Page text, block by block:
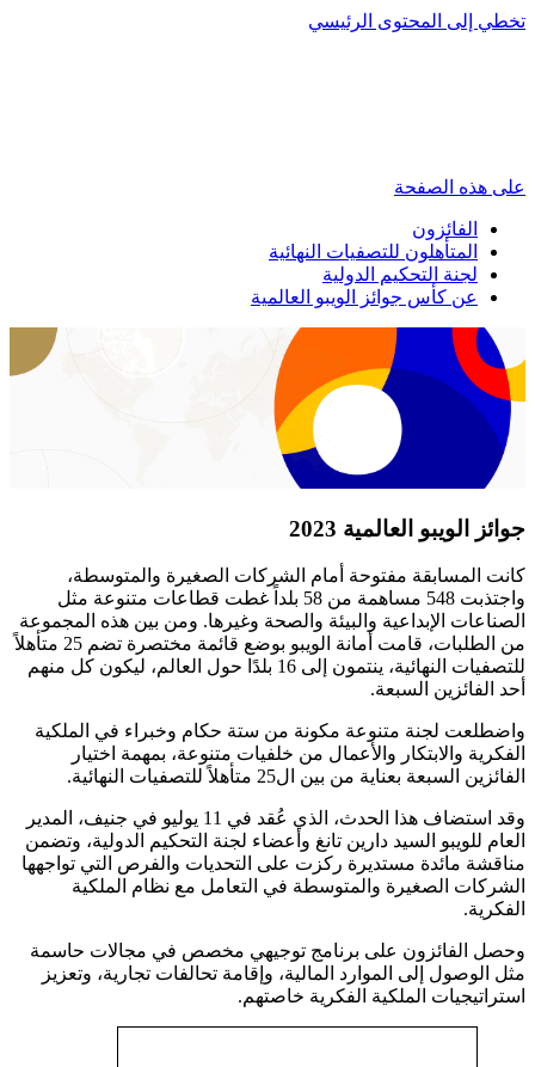
تخطي إلى المحتوى الرئيسي
على هذه الصفحة
الفائزون
المتأهلون للتصفيات النهائية
لجنة التحكيم الدولية
عن كأس جوائز الويبو العالمية
جوائز الويبو العالمية 2023
كانت المسابقة مفتوحة أمام الشركات الصغيرة والمتوسطة،
واجتذبت 548 مساهمة من 58 بلداً غطت قطاعات متنوعة مثل
الصناعات الإبداعية والبيئة والصحة وغيرها. ومن بين هذه المجموعة
من الطلبات، قامت أمانة الويبو بوضع قائمة مختصرة تضم 25 متأهلاً
للتصفيات النهائية، ينتمون إلى 16 بلدًا حول العالم، ليكون كل منهم
أحد الفائزين السبعة.
واضطلعت لجنة متنوعة مكونة من ستة حكام وخبراء في الملكية
الفكرية والابتكار والأعمال من خلفيات متنوعة، بمهمة اختيار
الفائزين السبعة بعناية من بين ال25 متأهلاً للتصفيات النهائية.
وقد استضاف هذا الحدث، الذي عُقد في 11 يوليو في جنيف، المدير
العام للويبو السيد دارين تانغ وأعضاء لجنة التحكيم الدولية، وتضمن
مناقشة مائدة مستديرة ركزت على التحديات والفرص التي تواجهها
الشركات الصغيرة والمتوسطة في التعامل مع نظام الملكية
الفكرية.
وحصل الفائزون على برنامج توجيهي مخصص في مجالات حاسمة
مثل الوصول إلى الموارد المالية، وإقامة تحالفات تجارية، وتعزيز
استراتيجيات الملكية الفكرية خاصتهم.